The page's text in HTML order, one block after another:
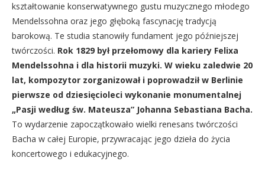
kształtowanie konserwatywnego gustu muzycznego młodego
Mendelssohna oraz jego głęboką fascynację tradycją
barokową. Te studia stanowiły fundament jego późniejszej
twórczości. Rok 1829 był przełomowy dla kariery Felixa
Mendelssohna i dla historii muzyki. W wieku zaledwie 20
lat, kompozytor zorganizował i poprowadził w Berlinie
pierwsze od dziesięcioleci wykonanie monumentalnej
„Pasji według św. Mateusza” Johanna Sebastiana Bacha.
To wydarzenie zapoczątkowało wielki renesans twórczości
Bacha w całej Europie, przywracając jego dzieła do życia
koncertowego i edukacyjnego.